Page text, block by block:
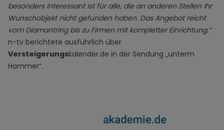
besonders interessant ist für alle, die an anderen Stellen Ihr
Wunschobjekt nicht gefunden haben. Das Angebot reicht
vom Diamantring bis zu Firmen mit kompletter Einrichtung.“
n-tv berichtete ausführlich über
Versteigerungskalender.de in der Sendung „unterm
Hammer“.